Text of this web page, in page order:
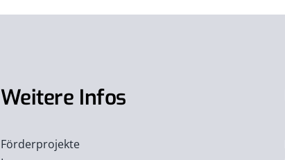
Weitere Infos
Förderprojekte